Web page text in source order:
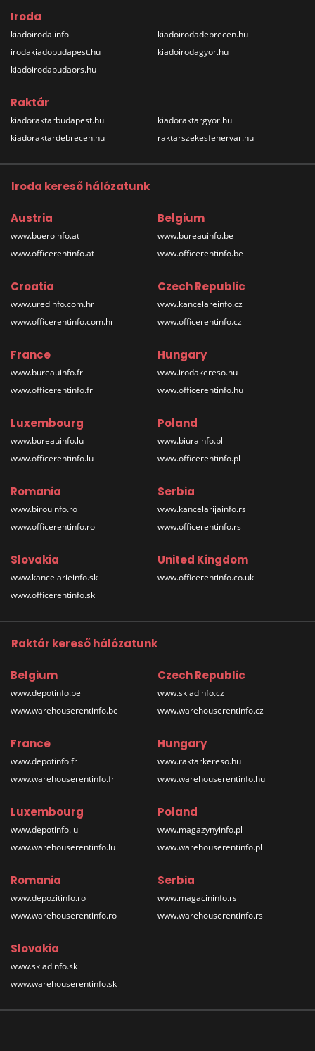
Iroda
kiadoiroda.info
irodakiadobudapest.hu
kiadoirodabudaors.hu
kiadoirodadebrecen.hu
kiadoirodagyor.hu
Raktár
kiadoraktarbudapest.hu
kiadoraktardebrecen.hu
kiadoraktargyor.hu
raktarszekesfehervar.hu
Iroda kereső hálózatunk
Austria
www.bueroinfo.at
www.officerentinfo.at
Belgium
www.bureauinfo.be
www.officerentinfo.be
Croatia
www.uredinfo.com.hr
www.officerentinfo.com.hr
Czech Republic
www.kancelareinfo.cz
www.officerentinfo.cz
France
www.bureauinfo.fr
www.officerentinfo.fr
Hungary
www.irodakereso.hu
www.officerentinfo.hu
Luxembourg
www.bureauinfo.lu
www.officerentinfo.lu
Poland
www.biurainfo.pl
www.officerentinfo.pl
Romania
www.birouinfo.ro
www.officerentinfo.ro
Serbia
www.kancelarijainfo.rs
www.officerentinfo.rs
Slovakia
www.kancelarieinfo.sk
www.officerentinfo.sk
United Kingdom
www.officerentinfo.co.uk
Raktár kereső hálózatunk
Belgium
www.depotinfo.be
www.warehouserentinfo.be
Czech Republic
www.skladinfo.cz
www.warehouserentinfo.cz
France
www.depotinfo.fr
www.warehouserentinfo.fr
Hungary
www.raktarkereso.hu
www.warehouserentinfo.hu
Luxembourg
www.depotinfo.lu
www.warehouserentinfo.lu
Poland
www.magazynyinfo.pl
www.warehouserentinfo.pl
Romania
www.depozitinfo.ro
www.warehouserentinfo.ro
Serbia
www.magacininfo.rs
www.warehouserentinfo.rs
Slovakia
www.skladinfo.sk
www.warehouserentinfo.sk